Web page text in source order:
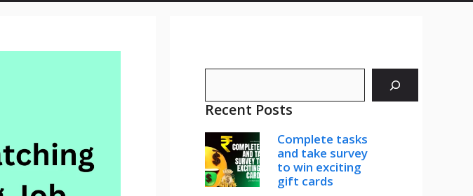
Recent Posts
Complete tasks
and take survey
to win exciting
gift cards